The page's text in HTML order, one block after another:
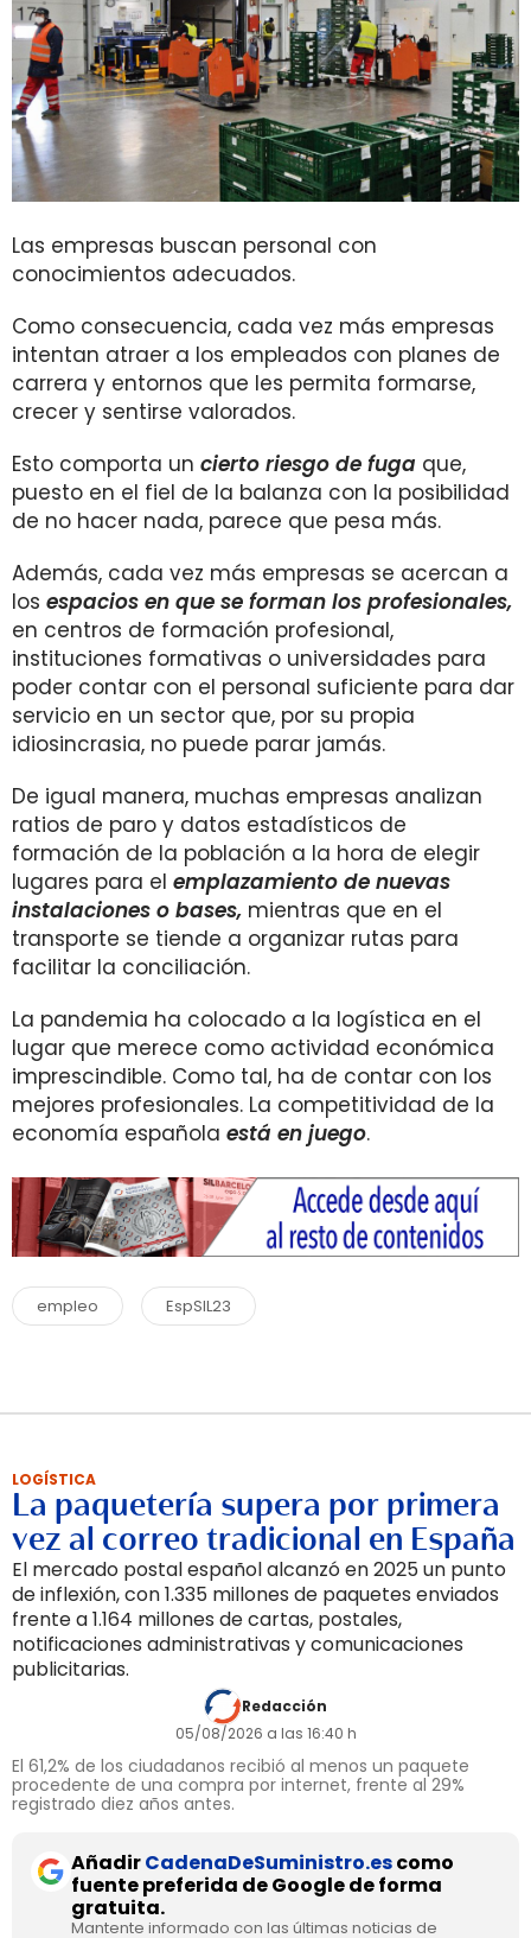
Las empresas buscan personal con
conocimientos adecuados.
Como consecuencia, cada vez más empresas
intentan atraer a los empleados con planes de
carrera y entornos que les permita formarse,
crecer y sentirse valorados.
Esto comporta un cierto riesgo de fuga que,
puesto en el fiel de la balanza con la posibilidad
de no hacer nada, parece que pesa más.
Además, cada vez más empresas se acercan a
los espacios en que se forman los profesionales,
en centros de formación profesional,
instituciones formativas o universidades para
poder contar con el personal suficiente para dar
servicio en un sector que, por su propia
idiosincrasia, no puede parar jamás.
De igual manera, muchas empresas analizan
ratios de paro y datos estadísticos de
formación de la población a la hora de elegir
lugares para el emplazamiento de nuevas
instalaciones o bases, mientras que en el
transporte se tiende a organizar rutas para
facilitar la conciliación.
La pandemia ha colocado a la logística en el
lugar que merece como actividad económica
imprescindible. Como tal, ha de contar con los
mejores profesionales. La competitividad de la
economía española está en juego.
empleo EspSIL23
LOGÍSTICA
La paquetería supera por primera
vez al correo tradicional en España
El mercado postal español alcanzó en 2025 un punto
de inflexión, con 1.335 millones de paquetes enviados
frente a 1.164 millones de cartas, postales,
notificaciones administrativas y comunicaciones
publicitarias.
Redacción
05/08/2026 a las 16:40 h
El 61,2% de los ciudadanos recibió al menos un paquete
procedente de una compra por internet, frente al 29%
registrado diez años antes.
AñadirCadenaDeSuministro.escomo
fuente preferida de Google de forma
gratuita.
Mantente informado con las últimas noticias de